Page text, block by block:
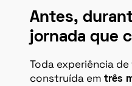
Antes,
jornada que
Toda experiência
construída em três